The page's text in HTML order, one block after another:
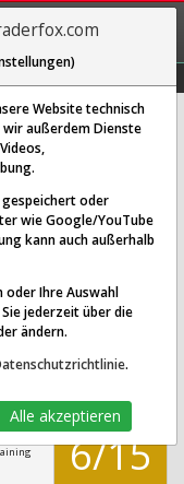
REGIS-
TRIEREN
Kurs &
Wachstums-Check
Infos zum Score
/
6/15
Website technisch
außerdem Dienste
oder
wie Google/YouTube
kann auch außerhalb
oder Ihre Auswahl
jederzeit über die
ändern.
.
Alle akzeptieren